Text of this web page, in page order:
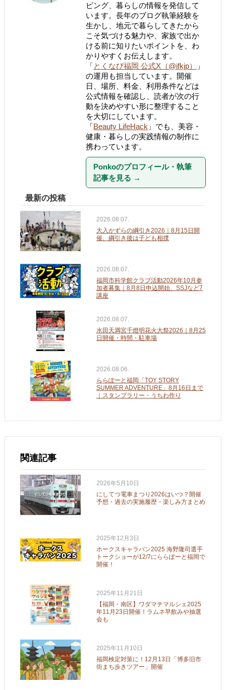
ピング、暮らしの情報を発信して
います。長年のブログ執筆経験を
生かし、地元で暮らしてきたから
こそ気づける魅力や、家族で出か
ける前に知りたいポイントを、わ
かりやすくお伝えします。
「とくなび福岡 公式X（@ifkjp）
」
の運用も担当しています。開催
日、場所、料金、利用条件などは
公式情報を確認し、読者が次の行
動を決めやすい形に整理すること
を大切にしています。
「Beauty LifeHack 」でも、美容・
健康・暮らしの実践情報の制作に
携わっています。
Ponkoのプロフィール・執筆
記事を見る →
最新の投稿
2026.08.07.
大入かずらの綱引き2026｜8月15日開
催、綱引き後は子ども相撲
2026.08.07.
福岡市科学館クラブ活動2026年10月参
加者募集｜8月8日申込開始、SSJなど7
講座
2026.08.07.
水田天満宮千燈明花火大祭2026｜8月25
日開催・時間・駐車場
2026.08.06.
ららぽーと福岡「TOY STORY
SUMMER ADVENTURE」8月16日まで
｜スタンプラリー・うちわ作り
関連記事
2026年5月10日
にしてつ電車まつり2026はいつ？開催
予想・過去の実施履歴・楽しみ方まとめ
2025年12月3日
ホークスキャラバン2025 海野隆司選手
トークショーが12/7にららぽーと福岡で
開催！
2025年11月21日
【福岡・南区】ワダマチマルシェ2025
年11月23日開催！ラムネ早飲みや抽選
会も
2025年11月10日
福岡検定対策に！12月13日「博多旧市
街まち歩きツアー」開催